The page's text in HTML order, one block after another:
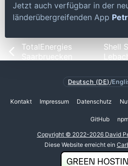
Jetzt auch verfügbar in der
länderübergreifenden App
TotalEnergies
Saarbruecken
Shell
Deutsch (DE) /
Kontakt Impressum Datenschutz
GitHub
Copyright © 2022-2026 David
Diese Website erreicht ein